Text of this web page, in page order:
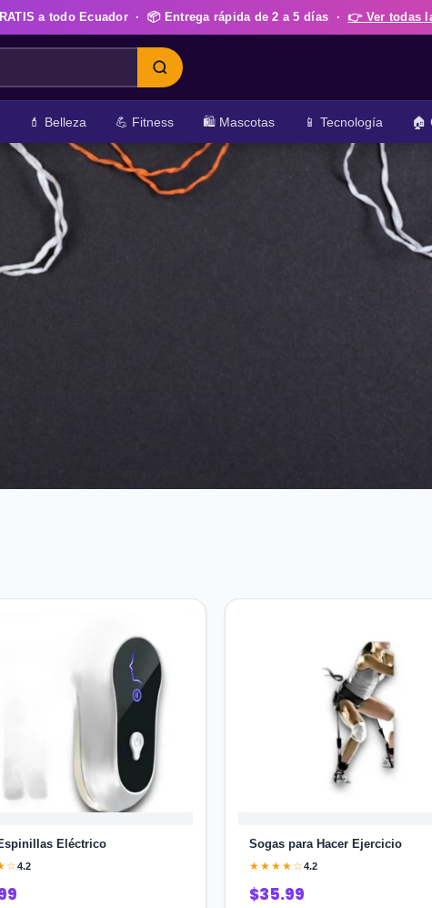
a todo Ecuador · 📦 Entrega rápida de2 a 5 días ·👉 Ver todas
💄 Belleza 💪 Fitness 🛍️ Mascotas 📱 Tecnología 🏠
Eléctrico
4.2
Sogas para Hacer Ejercicio
★★★★☆4.2
$35.99